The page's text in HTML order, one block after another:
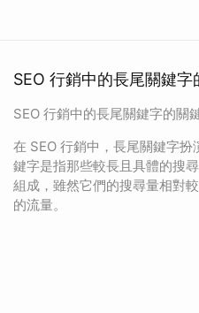
SEO 行銷中的長尾關鍵
SEO 行銷中的長尾關鍵字的關
在 SEO 行銷中，長尾關鍵字
鍵字是指那些較長且具體的搜
組成，雖然它們的搜尋量相對
的流量。